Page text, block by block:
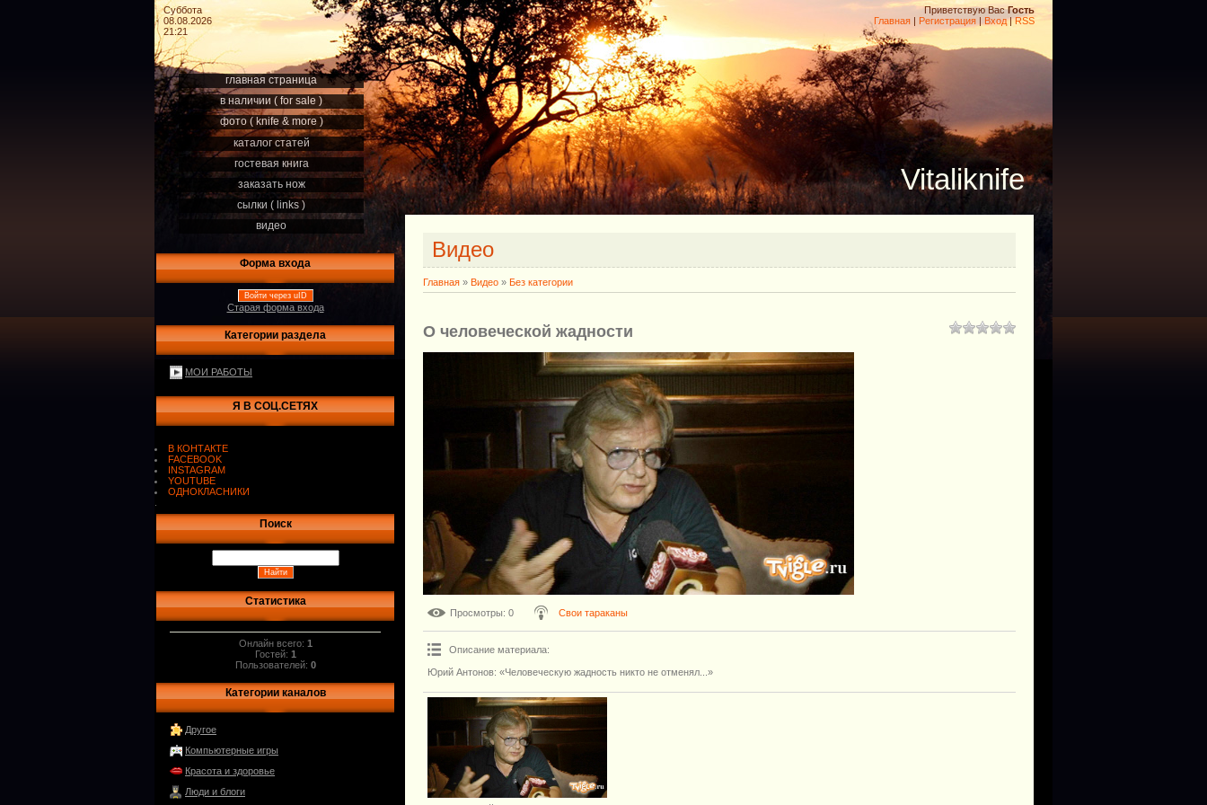
Суббота
08.08.2026
21:21
Приветствую Вас Гость
Главная | Регистрация | Вход|RSS
главная страница
в наличии ( for sale )
фото ( knife & more )
каталог статей
гостевая книга
заказать нож
сылки ( links )
видео
Форма входа
Войти через uID
Старая форма входа
Категории раздела
МОИ РАБОТЫ
Я В СОЦ.СЕТЯХ
В КОНТАКТЕ
FACEBOOK
INSTAGRAM
YOUTUBE
ОДНОКЛАСНИКИ
Поиск
Статистика
Онлайн всего: 1
Гостей: 1
Пользователей: 0
Категории каналов
Другое
Компьютерные игры
Красота и здоровье
Люди и блоги
Vitaliknife
Видео
Главная » Видео » Без категории
О человеческой жадности
Просмотры: 0 Свои тараканы
Описание материала:
Юрий Антонов: «Человеческую жадность никто не отменял...»